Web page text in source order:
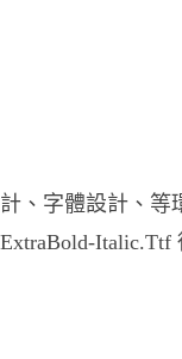
計、字體設計、等
ExtraBold-Italic.Ttf